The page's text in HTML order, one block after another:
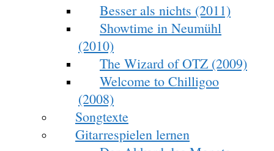
Besser als nichts (2011)
Showtime in Neumühl
(2010)
The Wizard of OTZ (2009)
Welcome to Chilligoo
(2008)
Songtexte
Gitarrespielen lernen